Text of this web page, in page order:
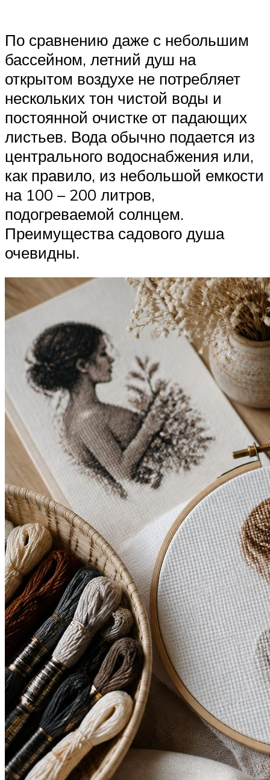
По сравнению даже с небольшим
бассейном, летний душ на
открытом воздухе не потребляет
нескольких тон чистой воды и
постоянной очистке от падающих
листьев. Вода обычно подается из
центрального водоснабжения или,
как правило, из небольшой емкости
на 100 – 200 литров,
подогреваемой солнцем.
Преимущества садового душа
очевидны.